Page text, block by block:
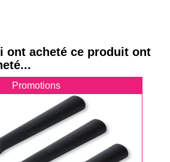
ont acheté ce produit ont
Promotions